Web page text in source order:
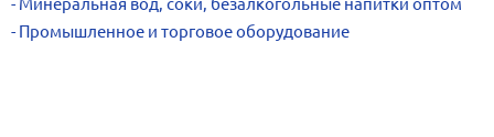
Минеральная вод, соки, безалкогольные напитки оптом
Промышленное и торговое оборудование